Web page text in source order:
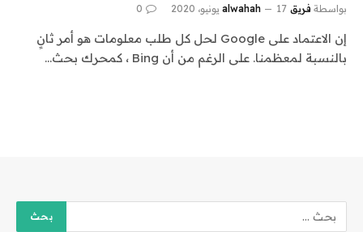
بواسطة فريق alwahah 17 يونيو، 2020 0
إن الاعتماد على Google لحل كل طلب معلومات هو أمر ثانٍ
بالنسبة لمعظمنا. على الرغم من أن Bing ، كمحرك بحث…